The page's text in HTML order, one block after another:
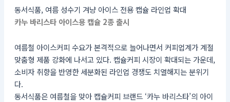
동서식품, 여름 성수기 겨냥 아이스 전용 캡슐 라인업 확대
카누 바리스타 아이스용 캡슐 2종 출시
여름철 아이스커피 수요가 본격적으로 늘어나면서 커피업계가 계절
맞춤형 제품 강화에 나서고 있다. 캡슐커피 시장이 확대되는 가운데,
소비자 취향을 반영한 세분화된 라인업 경쟁도 치열해지는 분위기
다.
동서식품은 여름철을 맞아 캡슐커피 브랜드 ‘카누 바리스타’의 아이